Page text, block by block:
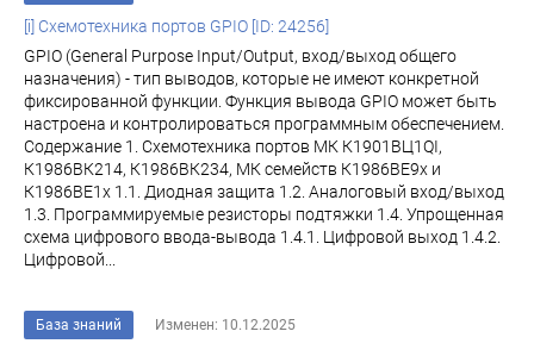
[i] Схемотехника портов GPIO [ID: 24256]
GPIO (General Purpose Input/Output, вход/выход общего
назначения) - тип выводов, которые не имеют конкретной
фиксированной функции. Функция вывода GPIO может быть
настроена и контролироваться программным обеспечением.
Содержание 1. Схемотехника портов МК К1901ВЦ1QI,
К1986ВК214, К1986ВК234, МК семейств К1986ВЕ9x и
К1986ВЕ1x 1.1. Диодная защита 1.2. Аналоговый вход/выход
1.3. Программируемые резисторы подтяжки 1.4. Упрощенная
схема цифрового ввода-вывода 1.4.1. Цифровой выход 1.4.2.
Цифровой...
База знаний Изменен: 10.12.2025